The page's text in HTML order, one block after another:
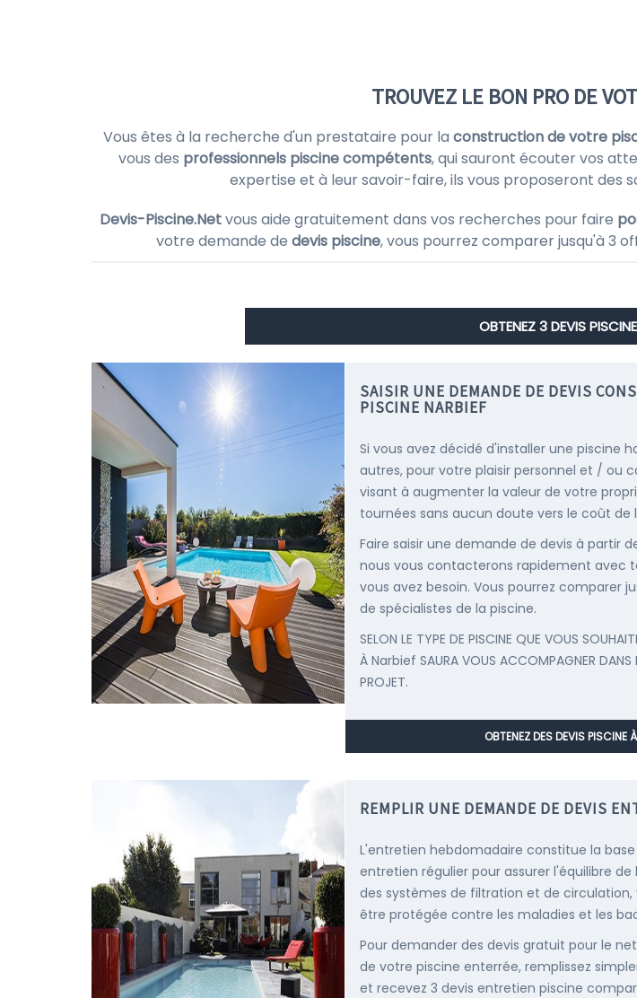
TROUVEZ LE BON PRO DE
Vous êtes à la recherche d'un prestataire pour la construction de votre
vous des professionnels piscine compétents, qui sauront écouter vos
expertise et à leur savoir-faire, ils vous proposeront des
Devis-Piscine.Netvous aide gratuitement dans vos recherches pour faire
votre demande de devis piscine, vous pourrez comparer jusqu'à 3
OBTENEZ 3 DEVIS
SAISIR UNE DEMANDE DE DEVIS
PISCINE NARBIEF
Si vous avez décidé d'installer une piscine
autres, pour votre plaisir personnel et / ou
visant à augmenter la valeur de votre
tournées sans aucun doute vers le coût de
Faire saisir une demande de devis à partir
nous vous contacterons rapidement avec
vous avez besoin. Vous pourrez comparer
de spécialistes de la piscine.
SELON LE TYPE DE PISCINE QUE VOUS
À Narbief SAURA VOUS ACCOMPAGNER DANS
PROJET.
OBTENEZ DES DEVIS PISCINE
REMPLIR UNE DEMANDE DE DEVIS
L'entretien hebdomadaire constitue la base
entretien régulier pour assurer l'équilibre
des systèmes de filtration et de circulation,
être protégée contre les maladies et les
Pour demander des devis gratuit pour le
de votre piscine enterrée, remplissez
et recevez 3 devis entretien piscine